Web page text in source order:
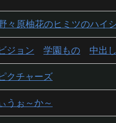
々原柚花のヒミツのハイ
ジョン 学園もの 中出し
クチャーズ
うぉ～か～